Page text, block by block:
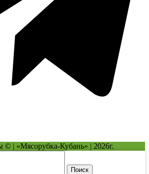
| «Мясорубка-Кубань» | 2026г.
Поиск